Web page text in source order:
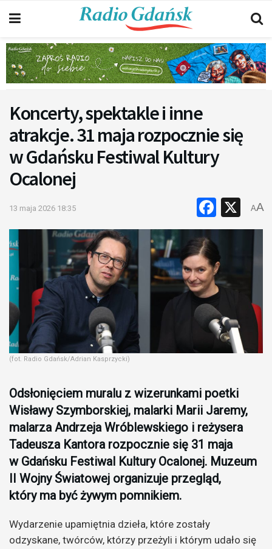
Koncerty, spektakle i inne
atrakcje. 31 maja rozpocznie się
w Gdańsku Festiwal Kultury
Ocalonej
13 maja 2026 18:35 X
AA
(fot. Radio Gdańsk/Adrian Kasprzycki)
Odsłonięciem muralu z wizerunkami poetki
Wisławy Szymborskiej, malarki Marii Jaremy,
malarza Andrzeja Wróblewskiego i reżysera
Tadeusza Kantora rozpocznie się 31 maja
w Gdańsku Festiwal Kultury Ocalonej. Muzeum
II Wojny Światowej organizuje przegląd,
który ma być żywym pomnikiem.
Wydarzenie upamiętnia dzieła, które zostały
odzyskane, twórców, którzy przeżyli i którym udało się